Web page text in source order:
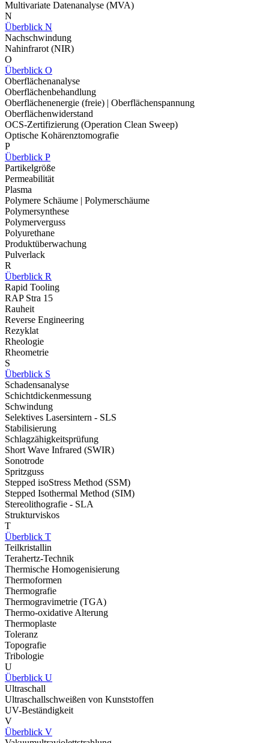
Multivariate Datenanalyse (MVA)
N
Überblick N
Nachschwindung
Nahinfrarot (NIR)
O
Überblick O
Oberflächenanalyse
Oberflächenbehandlung
Oberflächenenergie (freie) | Oberflächenspannung
Oberflächenwiderstand
OCS-Zertifizierung (Operation Clean Sweep)
Optische Kohärenztomografie
P
Überblick P
Partikelgröße
Permeabilität
Plasma
Polymere Schäume | Polymerschäume
Polymersynthese
Polymerverguss
Polyurethane
Produktüberwachung
Pulverlack
R
Überblick R
Rapid Tooling
RAP Stra 15
Rauheit
Reverse Engineering
Rezyklat
Rheologie
Rheometrie
S
Überblick S
Schadensanalyse
Schichtdickenmessung
Schwindung
Selektives Lasersintern - SLS
Stabilisierung
Schlagzähigkeitsprüfung
Short Wave Infrared (SWIR)
Sonotrode
Spritzguss
Stepped isoStress Method (SSM)
Stepped Isothermal Method (SIM)
Stereolithografie - SLA
Strukturviskos
T
Überblick T
Teilkristallin
Terahertz-Technik
Thermische Homogenisierung
Thermoformen
Thermografie
Thermogravimetrie (TGA)
Thermo-oxidative Alterung
Thermoplaste
Toleranz
Topografie
Tribologie
U
Überblick U
Ultraschall
Ultraschallschweißen von Kunststoffen
UV-Beständigkeit
V
Überblick V